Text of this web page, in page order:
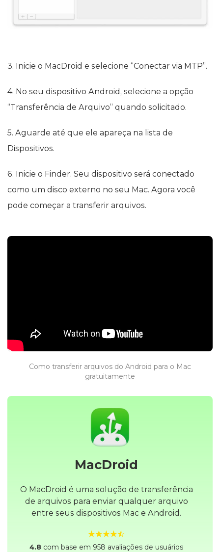
3. Inicie o MacDroid e selecione “Conectar via MTP”.
4. No seu dispositivo Android, selecione a opção
“Transferência de Arquivo” quando solicitado.
5. Aguarde até que ele apareça na lista de
Dispositivos.
6. Inicie o Finder. Seu dispositivo será conectado
como um disco externo no seu Mac. Agora você
pode começar a transferir arquivos.
Como transferir arquivos do Android para o Mac
gratuitamente
MacDroid
O MacDroid é uma solução de transferência
de arquivos para enviar qualquer arquivo
entre seus dispositivos Mac e Android.
4.8 com base em 958 avaliações de usuários